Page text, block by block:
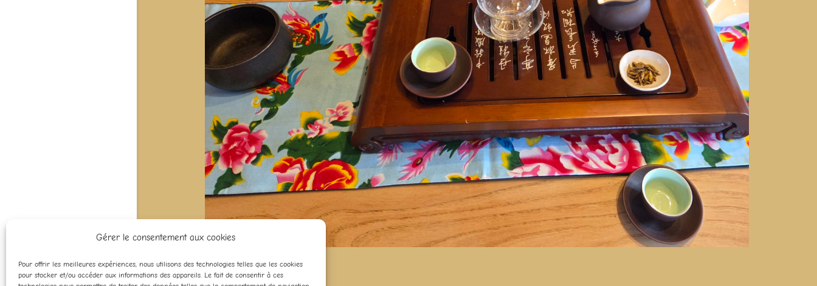
Gérer le consentement aux cookies
Pour offrir les meilleures expériences, nous utilisons des technologies telles que les cookies
pour stocker et/ou accéder aux informations des appareils. Le fait de consentir à ces